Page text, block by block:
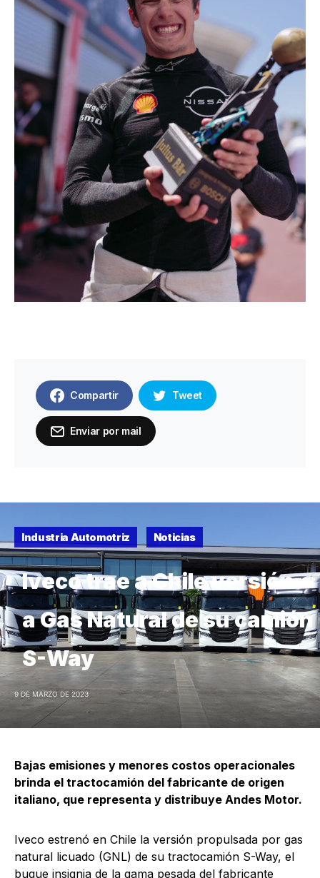
Compartir Tweet
Enviar por mail
Industria Automotriz Noticias
Iveco trae a Chile versión
a Gas Natural de su camión
S-Way
9 DE MARZO DE 2023
Bajas emisiones y menores costos operacionales
brinda el tractocamión del fabricante de origen
italiano, que representa y distribuye Andes Motor.
Iveco estrenó en Chile la versión propulsada por gas
natural licuado (GNL) de su tractocamión S-Way, el
buque insignia de la gama pesada del fabricante